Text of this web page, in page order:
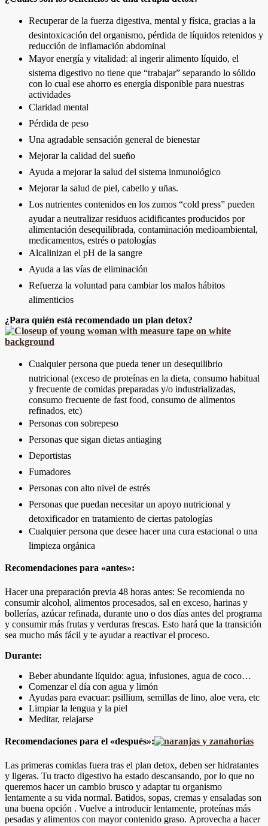
Recuperar de la fuerza digestiva, mental y física, gracias a la
desintoxicación del organismo, pérdida de líquidos retenidos y
reducción de inflamación abdominal
Mayor energía y vitalidad: al ingerir alimento líquido, el
sistema digestivo no tiene que “trabajar” separando lo sólido
con lo cual ese ahorro es energía disponible para nuestras
actividades
Claridad mental
Pérdida de peso
Una agradable sensación general de bienestar
Mejorar la calidad del sueño
Ayuda a mejorar la salud del sistema inmunológico
Mejorar la salud de piel, cabello y uñas.
Los nutrientes contenidos en los zumos “cold press” pueden
ayudar a neutralizar residuos acidificantes producidos por
alimentación desequilibrada, contaminación medioambiental,
medicamentos, estrés o patologías
Alcalinizan el pH de la sangre
Ayuda a las vías de eliminación
Refuerza la voluntad para cambiar los malos hábitos
alimenticios
¿Para quién está recomendado un plan detox?
Cualquier persona que pueda tener un desequilibrio
nutricional (exceso de proteínas en la dieta, consumo habitual
y frecuente de comidas preparadas y/o industrializadas,
consumo frecuente de fast food, consumo de alimentos
refinados, etc)
Personas con sobrepeso
Personas que sigan dietas antiaging
Deportistas
Fumadores
Personas con alto nivel de estrés
Personas que puedan necesitar un apoyo nutricional y
detoxificador en tratamiento de ciertas patologías
Cualquier persona que desee hacer una cura estacional o una
limpieza orgánica
Recomendaciones para «antes»:
Hacer una preparación previa 48 horas antes: Se recomienda no
consumir alcohol, alimentos procesados, sal en exceso, harinas y
bollerías, azúcar refinada, durante uno o dos días antes del programa
y consumir más frutas y verduras frescas. Esto hará que la transición
sea mucho más fácil y te ayudar a reactivar el proceso.
Durante:
Beber abundante líquido: agua, infusiones, agua de coco…
Comenzar el día con agua y limón
Ayudas para evacuar: psillium, semillas de lino, aloe vera, etc
Limpiar la lengua y la piel
Meditar, relajarse
Recomendaciones para el «después»:
Las primeras comidas fuera tras el plan detox, deben ser hidratantes
y ligeras. Tu tracto digestivo ha estado descansando, por lo que no
queremos hacer un cambio brusco y adaptar tu organismo
lentamente a su vida normal. Batidos, sopas, cremas y ensaladas son
una buena opción . Vuelve a introducir lentamente, proteínas más
pesadas y alimentos con mayor contenido graso. Aprovecha a hacer